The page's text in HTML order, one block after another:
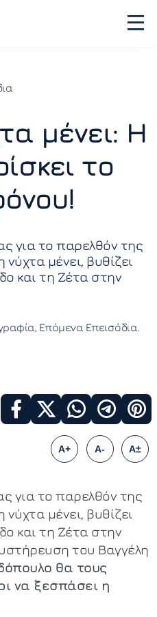
μένει: Η
το
για το παρελθόν της
μένει, βυθίζει
και τη Ζέτα στην
Επόμενα Επεισόδια
A+ A- A±
για το παρελθόν της
μένει, βυθίζει
και τη Ζέτα στην
του Βαγγέλη
θα τους
να ξεσπάσει η